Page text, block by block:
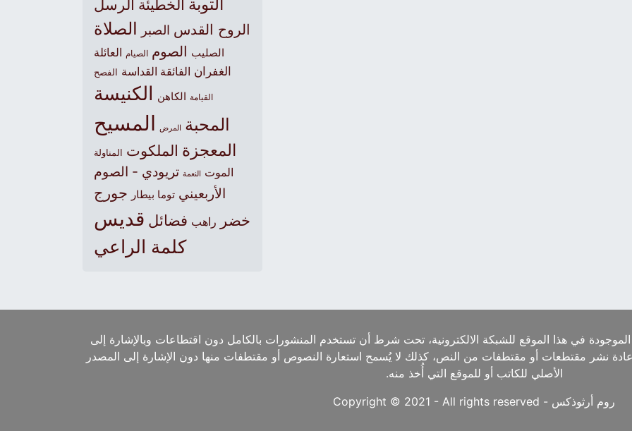
التوبة الخطيئة الرسل
الروح القدس الصبر الصلاة
الصليب الصوم الصيام العائلة
الغفران الفائقة القداسة الفصح
القيامة الكاهن الكنيسة
المحبة المرض المسيح
المعجزة الملكوت المناولة
الموت النعمة تريودي - الصوم
الأربعيني توما بيطار جورج
خضر راهب فضائل قديس
كلمة الراعي
في هذا الموقع للشبكة الالكترونية، تحت شرط أن تستخدم المنشورات بالكامل دون اقتطاعات وبالإشارة إلى
نشر مقتطعات أو مقتطفات من النص، كذلك لا يُسمح استعارة النصوص أو مقتطفات منها دون الإشارة إلى المصدر
الأصلي للكاتب أو للموقع التي أُخذ منه.
روم أرثوذكس - Copyright © 2021 - All rights reserved